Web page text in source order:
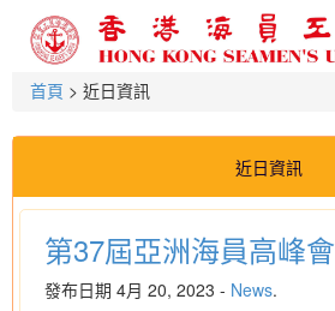
首頁 > 近日資訊
近日資訊
第37屆亞洲海員高峰會
發布日期 4月 20, 2023 - News.